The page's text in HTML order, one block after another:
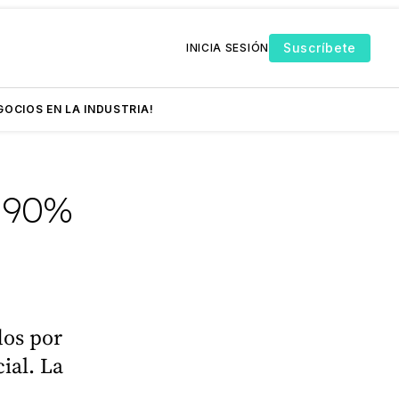
INICIA SESIÓN Suscríbete
EN LA INDUSTRIA!
por
La